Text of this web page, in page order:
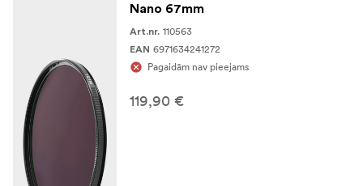
Nano 67mm
Art.nr. 110563
EAN 6971634241272
Pagaidām nav pieejams
119,90 €